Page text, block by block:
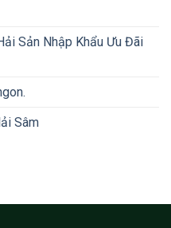
Sản Nhập Khẩu Ưu Đãi
Sâm